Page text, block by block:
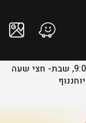
א'-ד': 9:30-22:00, ה' 9:30-22:30 ו' 9:00-15:30, שבת- חצי שעה